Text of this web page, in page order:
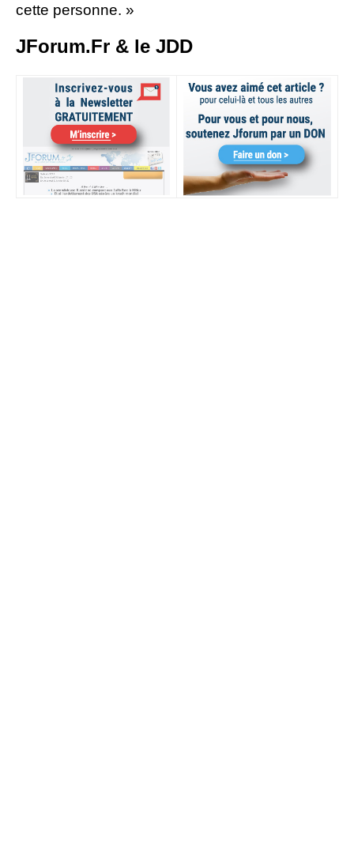
cette personne. »
JForum.Fr & le JDD